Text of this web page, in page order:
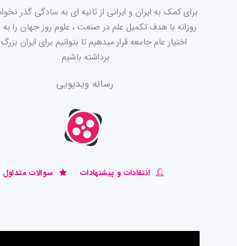
برای کمک به ایران و ایرانی از ثانیه ای به سادگی گذر
روزانه با هدف تکمیل علم در صنعت ، علوم روز جهان را به
اختیار عام جامعه قرار میدهیم تا بتوانیم برای ایران
برداشته باشیم .
رسانه ویدیویی
انتقادات و پیشنهادات سوالات متداول